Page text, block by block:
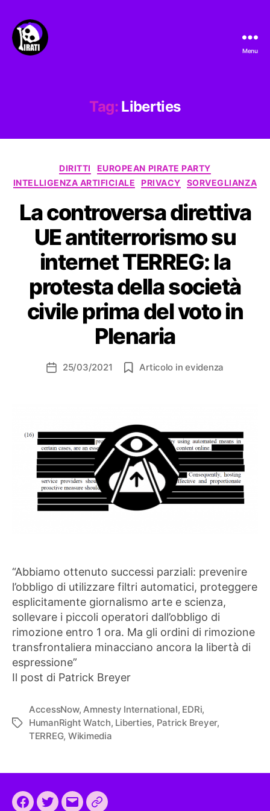
Menu
Tag: Liberties
Categorie
DIRITTI
EUROPEAN PIRATE PARTY
INTELLIGENZA ARTIFICIALE
PRIVACY SORVEGLIANZA
La controversa direttiva
UE antiterrorismo su
internet TERREG: la
protesta della società
civile prima del voto in
Plenaria
Data25/03/2021 Articolo in evidenza
“Abbiamo ottenuto successi parziali: prevenire
l’obbligo di utilizzare filtri automatici, proteggere
esplicitamente giornalismo arte e scienza,
sollevare i piccoli operatori dall’obbligo di
rimozione entro 1 ora. Ma gli ordini di rimozione
transfrontaliera minacciano ancora la libertà di
espressione”
Il post di Patrick Breyer
Tag
AccessNow, Amnesty International, EDRi,
HumanRight Watch, Liberties, Patrick Breyer,
TERREG, Wikimedia